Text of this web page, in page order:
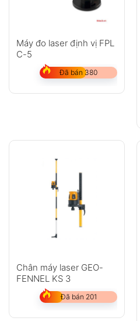
Máy đo laser định vị FPL
C-5
Đã bán 380
Chân máy laser GEO-
FENNEL KS 3
Đã bán 201